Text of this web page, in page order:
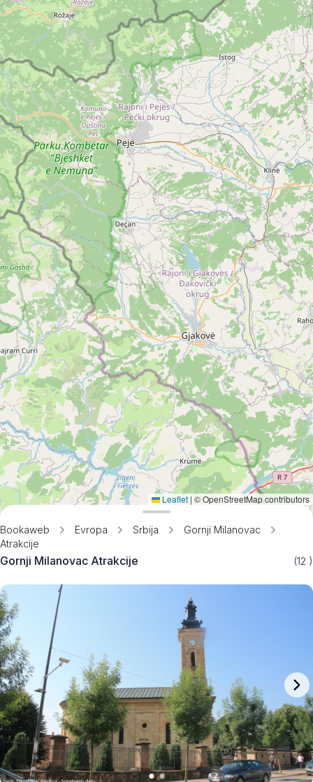
Bookaweb Evropa Srbija
Gornji Milanovac
Atrakcije
Gornji Milanovac Atrakcije (12 )
Leaflet | © OpenStreetMap contributors